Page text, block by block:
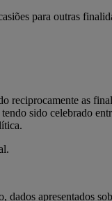
para outras
reciprocamente as
sido celebrado
apresentados